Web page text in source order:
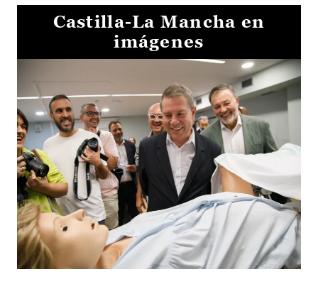
Castilla-La Mancha en
imágenes